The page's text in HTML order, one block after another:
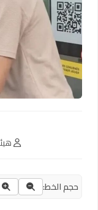
حجم الخط: